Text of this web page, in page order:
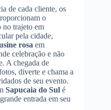
de cada cliente, os
o
no trajeto em
pela cidade,
rosa em
celebração e não
A chegada de
diverte e chama a
de seu evento.
Sapucaia do Sul é
entrada em seu